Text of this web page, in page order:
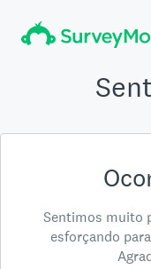
Sentimos muito
esforçando